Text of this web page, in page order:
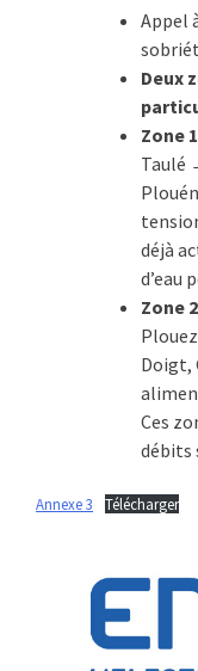
Appel
Deux
Zone
Taulé
déjà
d’eau
Zone
Doigt,
Ces
débits
Annexe 3 Télécharger